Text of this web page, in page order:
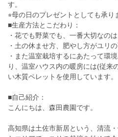
す。
⭐︎母の日のプレゼントとしても承り
■生産方法とこだわり：
・花でも野菜でも、一番大切なの
・土の休ませ方、肥やし方がユリ
・また温室栽培するにあたって環
り、温室ハウス内の暖房には(従来
い木質ペレットを使用しています。
■自己紹介：
こんにちは、森田農園です。
高知県は土佐市新居という、清流